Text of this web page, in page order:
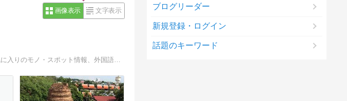
画像表示 文字表示 ブログリーダー
新規登録・ログイン
話題のキーワード